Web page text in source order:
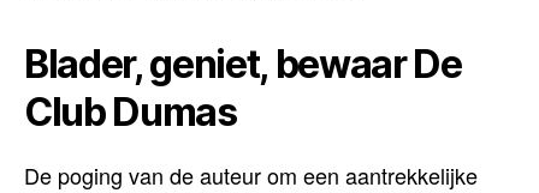
Blader, geniet, bewaar De
Club Dumas
De poging van de auteur om een aantrekkelijke